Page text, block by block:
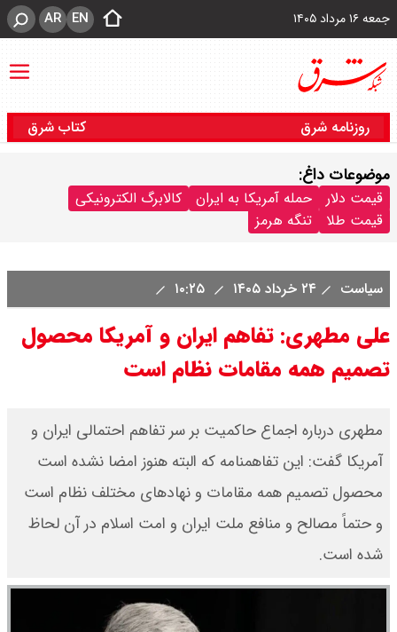
جمعه ۱۶ مرداد ۱۴۰۵ EN
AR
روزنامه شرق کتاب شرق
موضوعات داغ:
قیمت دلار حمله آمریکا به ایران
کالابرگ الکترونیکی
قیمت طلا
تنگه هرمز
سیاست ۲۴ خرداد ۱۴۰۵
علی مطهری: تفاهم ایران و آمریکا محصول
تصمیم همه مقامات نظام است
مطهری درباره اجماع حاکمیت بر سر تفاهم احتمالی ایران و
آمریکا گفت: این تفاهمنامه که البته هنوز امضا نشده است
محصول تصمیم همه مقامات و نهادهای مختلف نظام است
و حتماً مصالح و منافع ملت ایران و امت اسلام در آن لحاظ
شده است.